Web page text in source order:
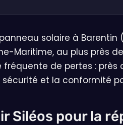
solaire à
Maritime, au plus près
fréquente de pertes :
sécurité et la conformité
Siléos pour la